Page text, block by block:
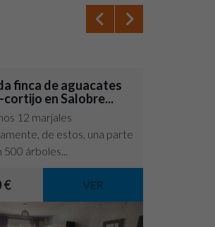
finca de aguacates
cortijo en Salobre...
12 marjales
de estos, una parte
500 árboles...
€ VER